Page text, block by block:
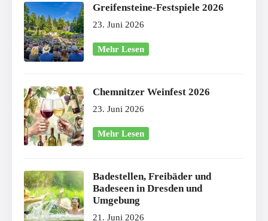
Greifensteine-Festspiele 2026
23. Juni 2026
Mehr Lesen
Chemnitzer Weinfest 2026
23. Juni 2026
Mehr Lesen
Badestellen, Freibäder und
Badeseen in Dresden und
Umgebung
21. Juni 2026